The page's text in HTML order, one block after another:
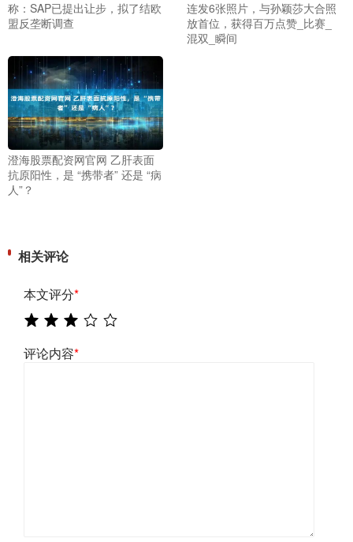
称：SAP已提出让步，拟了结欧
盟反垄断调查
连发6张照片，与孙颖莎大合照
放首位，获得百万点赞_比赛_
混双_瞬间
澄海股票配资网官网 乙肝表面
抗原阳性，是 “携带者” 还是 “病
人”？
相关评论
本文评分*
评论内容*